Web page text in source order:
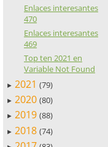
Enlaces interesantes
470
Enlaces interesantes
469
Top ten 2021 en
Variable Not Found
► 2021 (79)
► 2020 (80)
► 2019 (88)
► 2018 (74)